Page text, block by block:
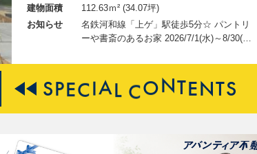
建物面積
112.63ｍ² (34.07坪)
お知らせ
名鉄河和線「上ゲ」駅徒歩5分☆ パントリ
ーや書斎のあるお家 2026/7/1(水)～8/30(日)
中！ 最大30万円相当の家電・家具（ソフ
ァ）・カーテン・コーティング・引越し代
補助の中から1点を選択いただきプレゼン
定情報が今すぐ閲覧可能に！ 新規会員登録
でQUOカードプレゼント！ ↓↓ 物件の詳
SPECIAL CONTENTS